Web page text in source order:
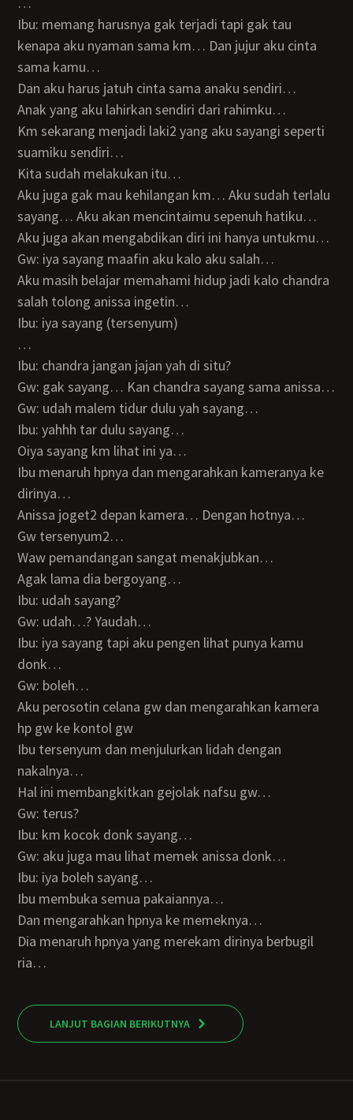
Ibu: memang harusnya gak terjadi tapi gak tau
kenapa aku nyaman sama km… Dan jujur aku cinta
sama kamu…
Dan aku harus jatuh cinta sama anaku sendiri…
Anak yang aku lahirkan sendiri dari rahimku…
Km sekarang menjadi laki2 yang aku sayangi seperti
suamiku sendiri…
Kita sudah melakukan itu…
Aku juga gak mau kehilangan km… Aku sudah terlalu
sayang… Aku akan mencintaimu sepenuh hatiku…
Aku juga akan mengabdikan diri ini hanya untukmu…
Gw: iya sayang maafin aku kalo aku salah…
Aku masih belajar memahami hidup jadi kalo chandra
salah tolong anissa ingetin…
Ibu: iya sayang (tersenyum)
…
Ibu: chandra jangan jajan yah di situ?
Gw: gak sayang… Kan chandra sayang sama anissa…
Gw: udah malem tidur dulu yah sayang…
Ibu: yahhh tar dulu sayang…
Oiya sayang km lihat ini ya…
Ibu menaruh hpnya dan mengarahkan kameranya ke
dirinya…
Anissa joget2 depan kamera… Dengan hotnya…
Gw tersenyum2…
Waw pemandangan sangat menakjubkan…
Agak lama dia bergoyang…
Ibu: udah sayang?
Gw: udah…? Yaudah…
Ibu: iya sayang tapi aku pengen lihat punya kamu
donk…
Gw: boleh…
Aku perosotin celana gw dan mengarahkan kamera
hp gw ke kontol gw
Ibu tersenyum dan menjulurkan lidah dengan
nakalnya…
Hal ini membangkitkan gejolak nafsu gw…
Gw: terus?
Ibu: km kocok donk sayang…
Gw: aku juga mau lihat memek anissa donk…
Ibu: iya boleh sayang…
Ibu membuka semua pakaiannya…
Dan mengarahkan hpnya ke memeknya…
Dia menaruh hpnya yang merekam dirinya berbugil
ria…
LANJUT BAGIAN BERIKUTNYA